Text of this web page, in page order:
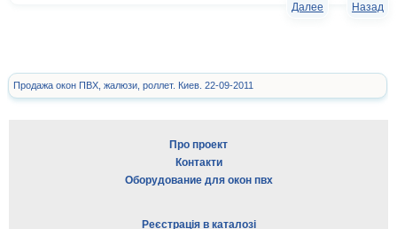
Назад
Далее
Продажа окон ПВХ, жалюзи, роллет. Киев. 22-09-2011
Про проект
Контакти
Оборудование для окон пвх
Реєстрація в каталозі